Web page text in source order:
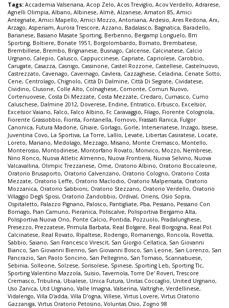
Tags: Accademia Valseriana, Acop Zelo, Acos Treviglio, Acov Verdello, Adrarese,
Agnelli Olimpia, Albano, Albinese, Almè, Alzanese, Amatori 85, Amici
Antegnate, Amici Mapello, Amici Mozzo, Antoniana, Ardesio, Ares Redona, Arx,
Arzago, Asperiam, Aurora Trescore, Azzano, Badalasco, Bagnatica, Baradello,
Barianese, Basiano Masate Sporting, Berbenno, Bergamp Longuelo, Bm
Sporting, Boltiere, Bonate 1951, Borgolombardo, Bornato, Brembatese,
Brembillese, Brembo, Brignanese, Busnago, Calcense, Calcinatese, Calcio
Urgnano, Calepio, Calusco, Cappuccinese, Capriate, Capriolese, Carobbio,
Carugate, Casazza, Casnigo, Cassinone, Castel Rozzone, Castellese, Castelnuovo,
Castrezzato, Cavenago, Cavernago, Cavlera, Cazzaghese, Celadina, Cenate Sotto,
Cene, Centrolago, Chignolo, Città Di Dalmine, Città Di Segrate, Cividatese,
Cividino, Clusone, Colle Alto, Colnaghese, Comonte, Comun Nuovo,
Cortenuovese, Costa Di Mezzate, Costa Mezzate, Credaro, Curnasco, Curno
Caluschese, Dalmine 2012, Doverese, Endine, Entratico, Erbusco, Excelsior,
Excelsior Vaiano, Falco, Falco Albino, Fc Caravaggio, Filago, Fiorente Colognola,
Fiorente Grassobbio, Fiorita, Fontanella, Fornovo, Frassati Ranica, Fulgor
Canonica, Futura Madone, Ghiaie, Gorlago, Gorle, Interseriatese, Inzago, Issese,
Juventina Covo, La Sportiva, La Torre, Lallio, Levate, Libertas Casiratese, Locate,
Loreto, Mariano, Medolago, Mezzago, Misano, Monte Cremasco, Montello,
Monterosso, Montodinese, Montorfano Rovato, Monvico, Mozzo, Nembrese,
Nino Ronco, Nuova Atletic Almenno, Nuova Frontiera, Nuova Selvino, Nuova
Valcavallina, Olimpic Trezzanese, Ome, Oratorio Albino, Oratorio Boccaleone,
Oratorio Brusaporto, Oratorio Calvenzano, Oratorio Cologno, Oratorio Costa
Mezzate, Oratorio Leffe, Oratorio Maclodio, Oratorio Malpensata, Oratorio
Mozzanica, Oratorio Sabbioni, Oratorio Stezzano, Oratorio Verdello, Oratorio
Villaggio Degli Sposi, Oratorio Zandobbio, Ordival, Oriens, Osio Sopra,
Ospitaletto, Palazzo Pignano, Palosco, Pantigliate, Pba, Pessano, Pessano Con
Bornago, Pian Camuno, Pieranica, Poliscalve, Polisportiva Bergamo Alta,
Polisportiva Nuova Orio, Ponte Calcio, Pontida, Pozzuolo, Pradalunghese,
Presezzo, Prezzatese, Primula Barbata, Real Bolgare, Real Borgogna, Real Pol.
Calcinatese, Real Rovato, Ripaltese, Rodengo, Romanengo, Roncola, Rovetta,
Sabbio, Saiano, San Francesco Virescit, San Giorgio Cellatica, San Giovanni
Bianco, San Giovanni Bienno, San Giovanni Bosco, San Leone, San Lorenzo, San
Pancrazio, San Paolo Soncino, San Pellegrino, San Tomaso, Scannabuese,
Sebinia, Solleone, Solzese, Sorisolese, Spinese, Sporting Leb, Sporting Tlc,
Sporting Valentino Mazzola, Suisio,Tavernola,Torre De' Roveri,Trescore
Cremasco,Tribulina, Ubialese, Unica Futura, Unitas Coccaglio, United Urgnano,
Uso Zanica, Utd Urgnano, Valle Imagna, Valserina, Valtrighe, Verdellinese,
Vidalengo, Villa D'adda, Villa D'ogna, Villese, Virtus Lovere, Virtus Oratorio
Gazzaniga, Virtus Oratorio Petosino, Voluntas Osio, Zogno 98